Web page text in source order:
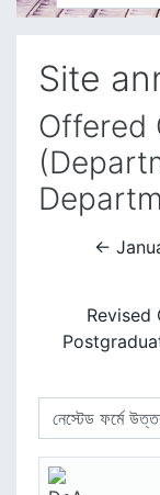
Site
Offered
←
Revised
প্রদর্শন মোড